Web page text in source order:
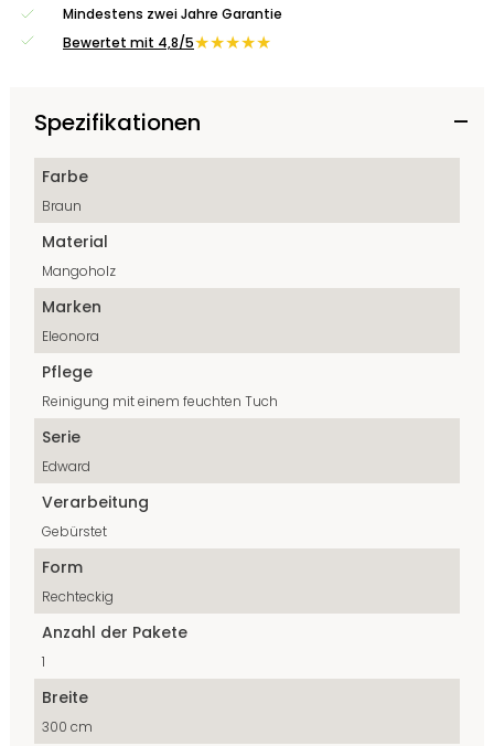
Mindestens zwei Jahre Garantie
Bewertet mit 4,8/5★★★★★
Spezifikationen
Farbe
Braun
Material
Mangoholz
Marken
Eleonora
Pflege
Reinigung mit einem feuchten Tuch
Serie
Edward
Verarbeitung
Gebürstet
Form
Rechteckig
Anzahl der Pakete
1
Breite
300 cm